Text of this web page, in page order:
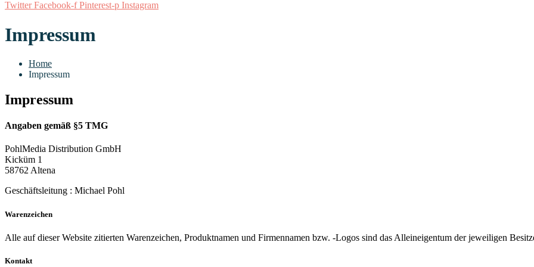
Twitter Facebook-f Pinterest-p Instagram
Impressum
Home
Impressum
Impressum
Angaben gemäß §5 TMG
PohlMedia Distribution GmbH
Kicküm 1
58762 Altena
Geschäftsleitung : Michael Pohl
Warenzeichen
Alle auf dieser Website zitierten Warenzeichen, Produktnamen und Firmennamen bzw. -Logos sind das Alleineigentum der jeweiligen
Kontakt